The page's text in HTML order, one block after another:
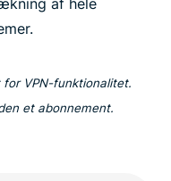
VPN-funktionalitet.
et abonnement.